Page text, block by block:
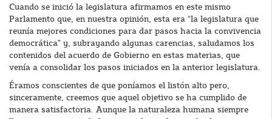
Cuando se inició la legislatura afirmamos en este mismo
Parlamento que, en nuestra opinión, esta era “la legislatura que
reunía mejores condiciones para dar pasos hacia la convivencia
democrática” y, subrayando algunas carencias, saludamos los
contenidos del acuerdo de Gobierno en estas materias, que
venía a consolidar los pasos iniciados en la anterior legislatura.
Éramos conscientes de que poníamos el listón alto pero,
sinceramente, creemos que aquel objetivo se ha cumplido de
manera satisfactoria. Aunque la naturaleza humana siempre